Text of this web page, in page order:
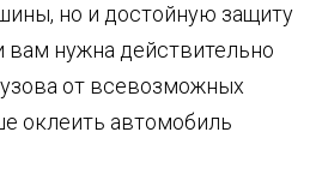
но и достойную защиту
вам нужна действительно
от всевозможных
оклеить автомобиль